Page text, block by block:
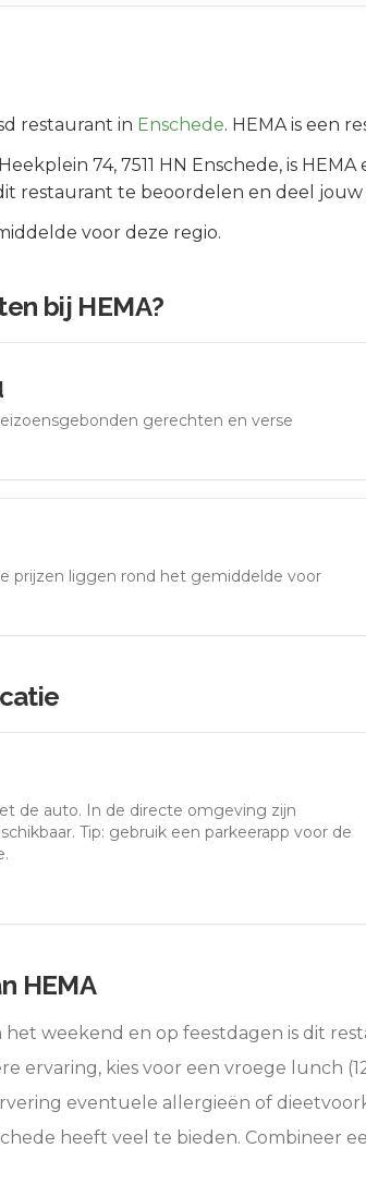
restaurant in Enschede. HEMA is een
74, 7511 HN Enschede, is HEMA
restaurant te beoordelen en deel
voor deze regio.
bij HEMA?
gerechten en verse
prijzen liggen rond het gemiddelde voor
de auto. In de directe omgeving zijn
Tip: gebruik een parkeerapp voor de
HEMA
het weekend en op feestdagen is dit
ervaring, kies voor een vroege lunch
eventuele allergieën of
heeft veel te bieden. Combineer